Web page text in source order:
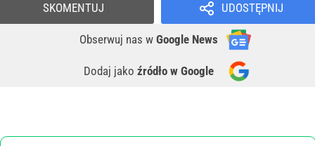
UDOSTĘPNIJ
Obserwuj nas w Google News
Dodaj jako źródło w Google
SKOMENTUJ